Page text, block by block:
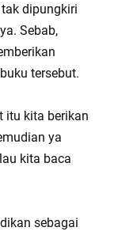
dipungkiri
Sebab,
tersebut.
itu kita berikan
ya
kita baca
sebagai